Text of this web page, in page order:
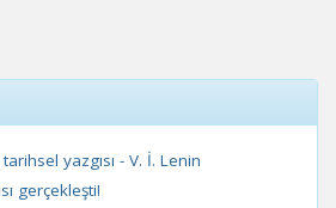
yazgısı - V. İ. Lenin
gerçekleşti!